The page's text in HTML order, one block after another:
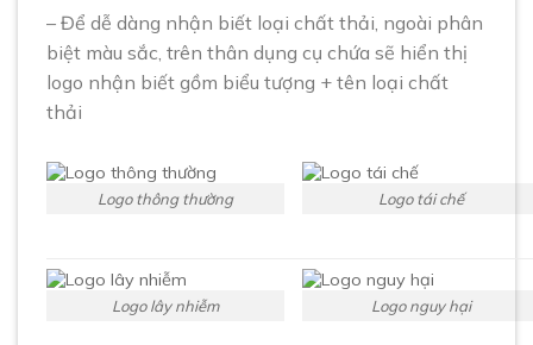
– Để dễ dàng nhận biết loại chất thải, ngoài phân
biệt màu sắc, trên thân dụng cụ chứa sẽ hiển thị
logo nhận biết gồm biểu tượng + tên loại chất
thải
Logo thông thường Logo tái chế
Logo lây nhiễm Logo nguy hại